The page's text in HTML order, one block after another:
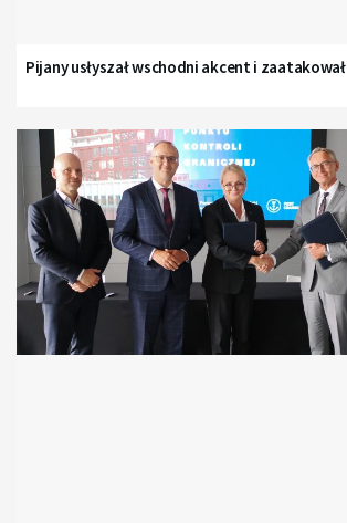
Pijany usłyszał wschodni akcent i zaatakował